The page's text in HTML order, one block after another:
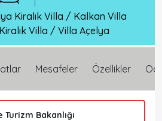
Kiralık Villa / Kalkan Villa
Villa / Villa Açelya
Mesafeler Özellikler
Turizm Bakanlığı